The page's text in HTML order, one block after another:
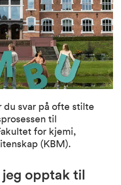
du svar på ofte stilte
til
for kjemi,
(KBM).
opptak til